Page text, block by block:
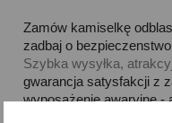
Zamów kamiselkę
zadbaj o
Szybka wysyłka,
gwarancja satysfakcji z
wyposażenie awaryjne -